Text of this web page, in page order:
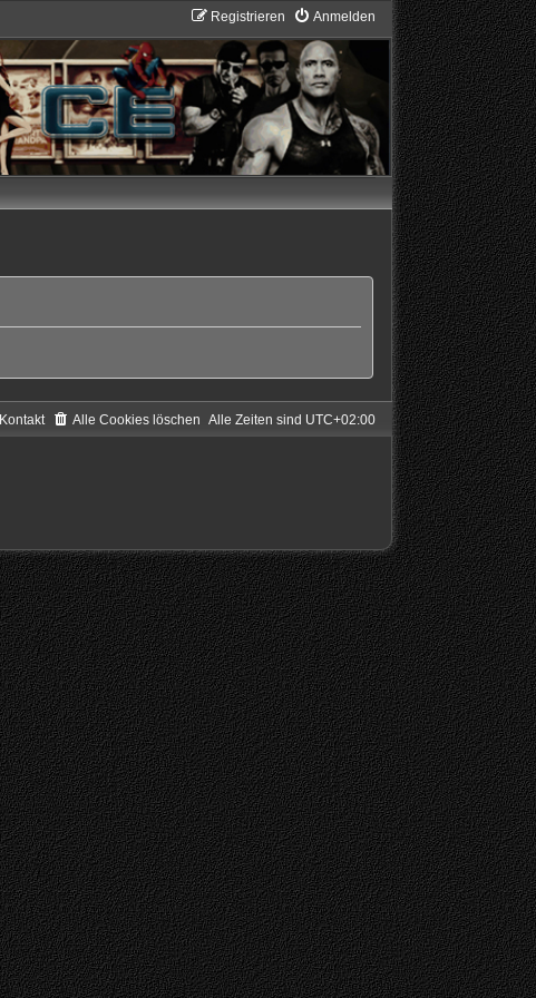
Anmelden
Registrieren
Alle Zeiten sind UTC+02:00
Alle Cookies löschen
Kontakt